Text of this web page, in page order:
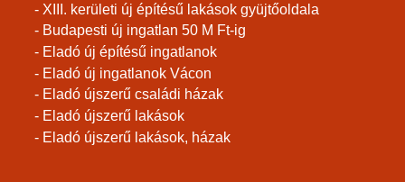
- XIII. kerületi új építésű lakások gyüjtőoldala
- Budapesti új ingatlan 50 M Ft-ig
- Eladó új építésű ingatlanok
- Eladó új ingatlanok Vácon
- Eladó újszerű családi házak
- Eladó újszerű lakások
- Eladó újszerű lakások, házak